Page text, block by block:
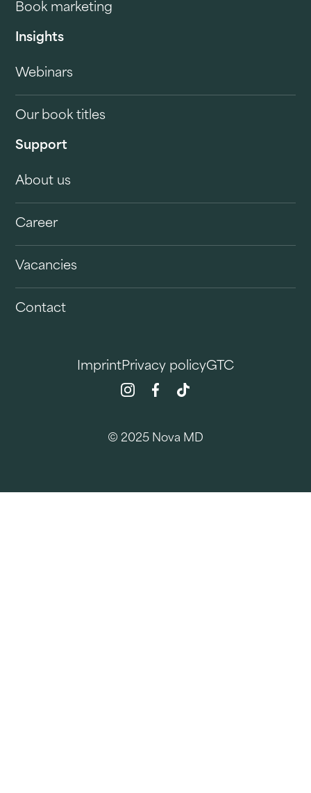
Book marketing
Insights
Webinars
Our book titles
Support
About us
Career
Vacancies
Contact
ImprintPrivacy policyGTC
© 2025 Nova MD